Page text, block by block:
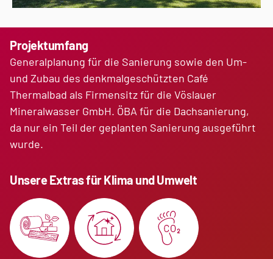
Projektumfang
Generalplanung für die Sanierung sowie den Um-
und Zubau des denkmalgeschützten Café
Thermalbad als Firmensitz für die Vöslauer
Mineralwasser GmbH. ÖBA für die Dachsanierung,
da nur ein Teil der geplanten Sanierung ausgeführt
wurde.
Unsere Extras für Klima und Umwelt